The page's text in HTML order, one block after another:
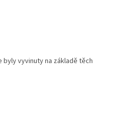
byly vyvinuty na základě těch